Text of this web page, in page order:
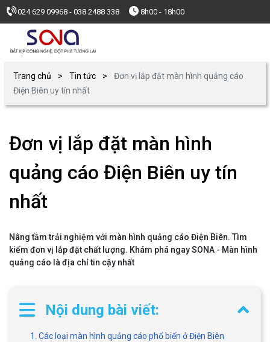
024 629 09968 - 038 2488 338 8h00 - 18h00
Trang chủ Tin tức
Đơn vị lắp đặt màn hình quảng cáo
Điện Biên uy tín nhất
Đơn vị lắp đặt màn hình
quảng cáo Điện Biên uy tín
nhất
Nâng tầm trải nghiệm với màn hình quảng cáo Điện Biên. Tìm
kiếm đơn vị lắp đặt chất lượng. Khám phá ngay SONA - Màn hình
quảng cáo là địa chỉ tin cậy nhất
Nội dung bài viết:
1. Các loại màn hình quảng cáo phổ biến ở Điện Biên